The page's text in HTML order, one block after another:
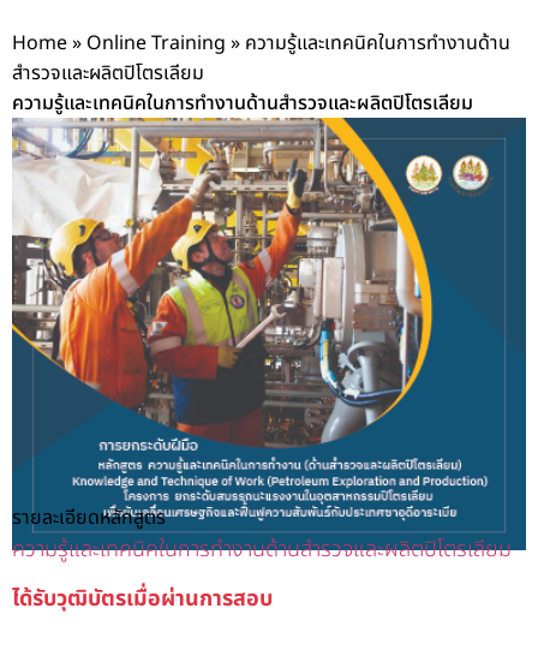
Home» Online Training » ความรู้และเทคนิคในการทำงานด้าน
สำรวจและผลิตปิโตรเลียม
ความรู้และเทคนิคในการทำงานด้านสำรวจและผลิตปิโตรเลียม
รายละเอียดหลักสูตร
ความรู้และเทคนิคในการทำงานด้านสำรวจและผลิตปิโตรเลียม
ได้รับวุฒิบัตรเมื่อผ่านการสอบ